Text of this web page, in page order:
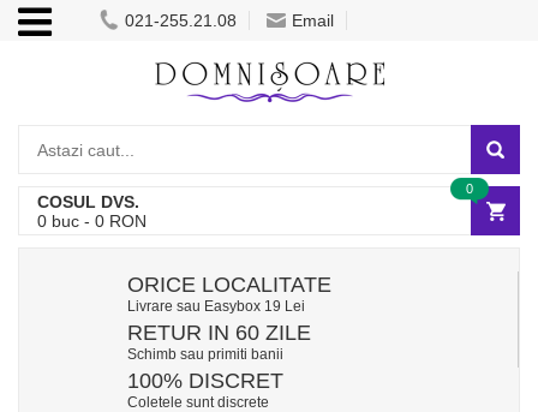
021-255.21.08 Email
COSUL DVS.
0 buc - 0 RON
0
ORICE LOCALITATE
Livrare sau Easybox 19 Lei
RETUR IN 60 ZILE
Schimb sau primiti banii
100% DISCRET
Coletele sunt discrete